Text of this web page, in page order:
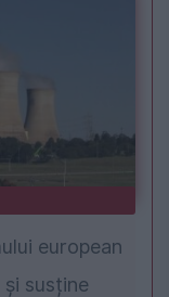
european
susține